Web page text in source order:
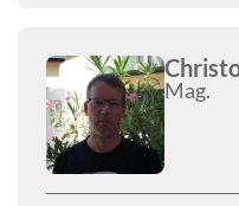
bis November 2015
in der Tierklinik
Chirurgin tätig. Ihre
Weichteilchirurgie,
Mag.